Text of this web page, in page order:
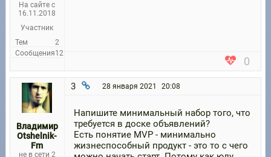
На сайте с
16.11.2018
Участник
Тем
2
Сообщения12
0
Владимир
Otshelnik-
Fm
не в сети 2
3 28 января 2021 20:08
Напишите минимальный набор того, что
требуется в доске объявлений?
Есть понятие MVP - минимально
жизнеспособный продукт - это то с чего